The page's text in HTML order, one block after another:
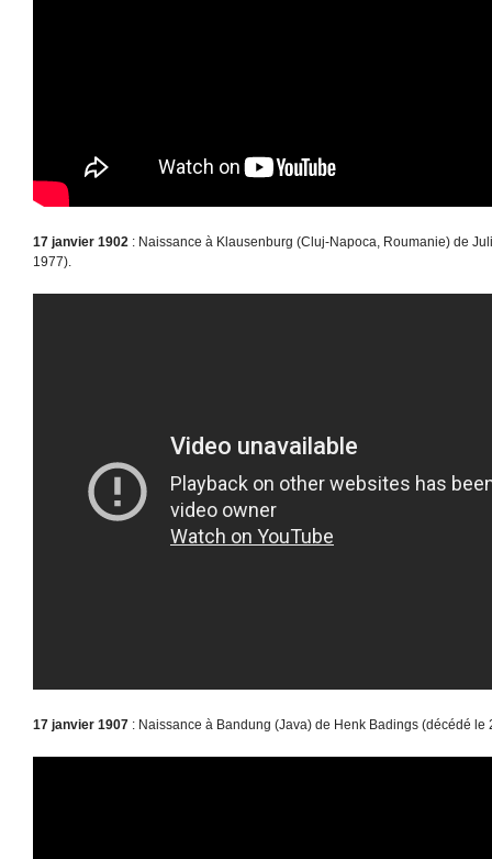
17 janvier 1902 : Naissance à Klausenburg (Cluj-Napoca, Roumanie) de
1977).
17 janvier 1907 : Naissance à Bandung (Java) de Henk Badings (décédé le